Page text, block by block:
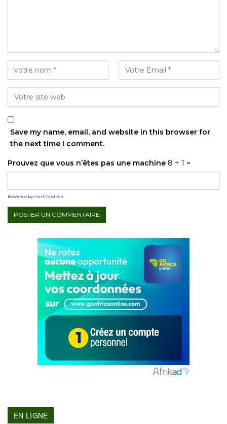
Save my name, email, and website in this browser for
the next time I comment.
Prouvez que vous n’êtes pas une machine 8 + 1 =
Powered by MathCaptcha
EN LIGNE